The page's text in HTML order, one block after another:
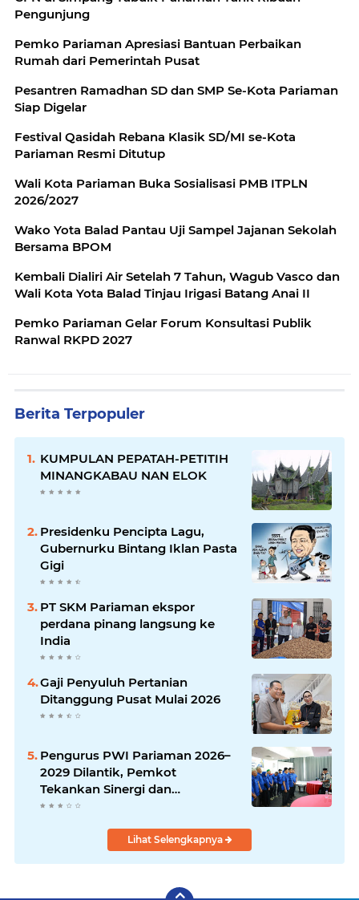
Pengunjung
Pemko Pariaman Apresiasi Bantuan Perbaikan
Rumah dari Pemerintah Pusat
Pesantren Ramadhan SD dan SMP Se-Kota Pariaman
Siap Digelar
Festival Qasidah Rebana Klasik SD/MI se-Kota
Pariaman Resmi Ditutup
Wali Kota Pariaman Buka Sosialisasi PMB ITPLN
2026/2027
Wako Yota Balad Pantau Uji Sampel Jajanan Sekolah
Bersama BPOM
Kembali Dialiri Air Setelah 7 Tahun, Wagub Vasco dan
Wali Kota Yota Balad Tinjau Irigasi Batang Anai II
Pemko Pariaman Gelar Forum Konsultasi Publik
Ranwal RKPD 2027
Berita Terpopuler
KUMPULAN PEPATAH-PETITIH
MINANGKABAU NAN ELOK
Presidenku Pencipta Lagu,
Gubernurku Bintang Iklan Pasta
Gigi
PT SKM Pariaman ekspor
perdana pinang langsung ke
India
Gaji Penyuluh Pertanian
Ditanggung Pusat Mulai 2026
Pengurus PWI Pariaman 2026–
2029 Dilantik, Pemkot
Tekankan Sinergi dan
Profesionalisme Pers
Lihat Selengkapnya